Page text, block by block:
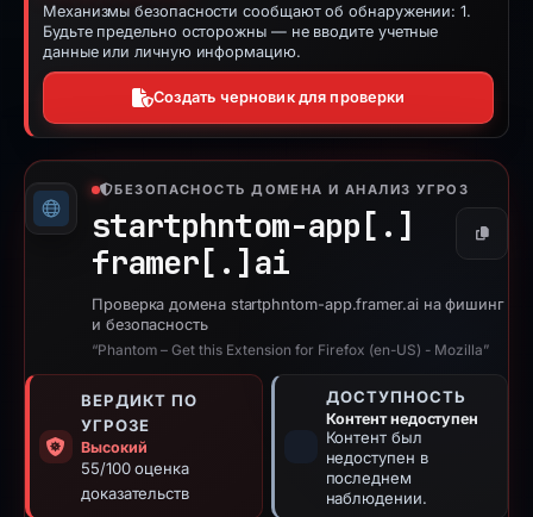
Механизмы безопасности сообщают об обнаружении: 1.
Будьте предельно осторожны — не вводите учетные
данные или личную информацию.
Создать черновик для проверки
БЕЗОПАСНОСТЬ ДОМЕНА И АНАЛИЗ УГРОЗ
startphntom-app[.]
framer[.] ai
Проверка домена startphntom-app.framer.ai на фишинг
и безопасность
“Phantom – Get this Extension for Firefox (en-US) - Mozilla”
ВЕРДИКТ ПО
УГРОЗЕ
Высокий
55/100 оценка
доказательств
ДОСТУПНОСТЬ
Контент недоступен
Контент был
недоступен в
последнем
наблюдении.